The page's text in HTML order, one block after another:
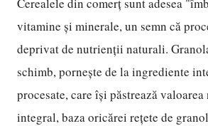
vitamine și minerale, un semn că
deprivat de nutrienții naturali.
schimb, pornește de la ingrediente
procesate, care își păstrează
integral, baza oricărei rețete de